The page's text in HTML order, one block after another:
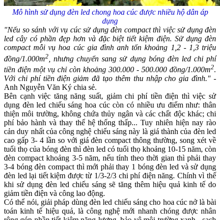
Mô hình sử dụng đèn led chong hoa cúc được nhiều hộ dân áp
dụng
"Nếu so sánh với vụ cúc sử dụng đèn compact thì việc sử dụng đèn
led cây có phần đẹp hơn và đặc biệt tiết kiệm điện. Sử dụng đèn
compact mỗi vụ hoa cúc gia đình anh tốn khoảng 1,2 - 1,3 triệu
đồng/1.000m2 , nhưng chuyển sang sử dụng bóng đèn led chi phí
tiền điện một vụ chỉ còn khoảng 300.000 - 500.000 đồng/1.000m2.
Với chi phí tiền điện giảm đã tạo thêm thu nhập cho gia đình." -
Anh Nguyễn Văn Ký chia sẻ.
Bên cạnh việc tăng năng suất, giảm chi phí tiền điện thì việc sử
dụng đèn led chiếu sáng hoa cúc còn có nhiều ưu điểm như: thân
thiện môi trường, không chứa thủy ngân và các chất độc khác; chi
phí bảo hành và thay thế hệ thống thấp... Tuy nhiên hiện nay rào
cản duy nhất của công nghệ chiếu sáng này là giá thành của đèn led
cao gấp 3- 4 lần so với giá đèn compact thông thường, song xét về
tuổi thọ của bóng đèn thì đèn led có tuổi thọ khoảng 10-15 năm, còn
đèn compact khoảng 3-5 năm, nếu tính theo thời gian thì phải thay
3-4 bóng đèn compact thì mới phải thay 1 bóng đèn led và sử dụng
đèn led lại tiết kiệm được từ 1/3-2/3 chi phí điện năng. Chính vì thế
khi sử dụng đèn led chiếu sáng sẽ tăng thêm hiệu quả kinh tế do
giảm tiền điện và công lao động.
Có thể nói, giải pháp dùng đèn led chiếu sáng cho hoa cúc nở là bài
toán kinh tế hiệu quả, là công nghệ mới nhanh chóng được nhân